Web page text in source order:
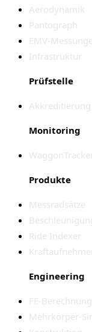
Aerodynamik
Pantograph
EMV-
Infrastruktur
Prüfstelle
Akkreditierung
Monitoring
WaggonTracker
Produkte
Messradsätze
Ride Indexer
Kraftaufnehmer
Engineering
FE-Berechnung
Mehrkörper-